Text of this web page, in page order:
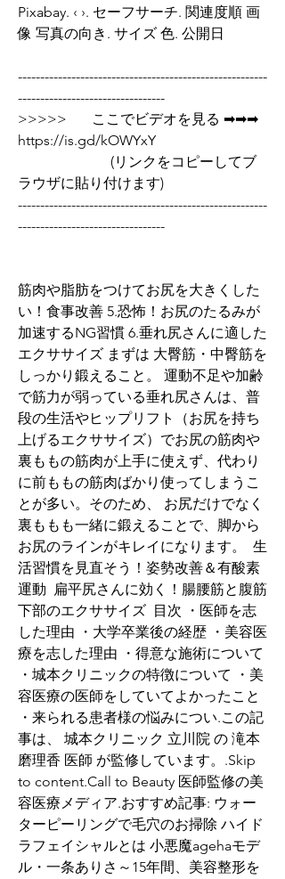
Pixabay. ‹ ›. セーフサーチ. 関連度順 画
像 写真の向き. サイズ 色. 公開日
--------------------------------------------------------
---------------------------------
>>>>>       ここでビデオを見る ➡➡➡
https://is.gd/kOWYxY
ラウザに貼り付けます)
--------------------------------------------------------
---------------------------------
筋肉や脂肪をつけてお尻を大きくした
い！食事改善 5.恐怖！お尻のたるみが
加速するNG習慣 6.垂れ尻さんに適した
エクササイズ まずは 大臀筋・中臀筋を
しっかり鍛えること。 運動不足や加齢
で筋力が弱っている垂れ尻さんは、普
段の生活やヒップリフト（お尻を持ち
上げるエクササイズ）でお尻の筋肉や
裏ももの筋肉が上手に使えず、代わり
に前ももの筋肉ばかり使ってしまうこ
とが多い。そのため、 お尻だけでなく
裏ももも一緒に鍛えることで、脚から
お尻のラインがキレイになります。  生
活習慣を見直そう！姿勢改善＆有酸素
運動  扁平尻さんに効く！腸腰筋と腹筋
下部のエクササイズ  目次 ・医師を志
した理由 ・大学卒業後の経歴 ・美容医
療を志した理由 ・得意な施術について
・城本クリニックの特徴について ・美
容医療の医師をしていてよかったこと
・来られる患者様の悩みについ.この記
事は、 城本クリニック 立川院 の 滝本
磨理香 医師 が監修しています。.Skip
to content.Call to Beauty 医師監修の美
容医療メディア.おすすめ記事: ウォー
ターピーリングで毛穴のお掃除 ハイド
ラフェイシャルとは 小悪魔agehaモデ
ル・一条ありさ～15年間、美容整形を